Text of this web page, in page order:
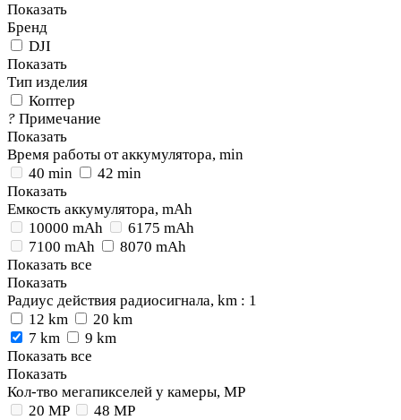
Показать
Бренд
DJI
Показать
Тип изделия
Коптер
? Примечание
Показать
Время работы от аккумулятора, min
40 min
42 min
Показать
Емкость аккумулятора, mAh
10000 mAh
6175 mAh
7100 mAh
8070 mAh
Показать все
Показать
Радиус действия радиосигнала, km : 1
12 km
20 km
7 km
9 km
Показать все
Показать
Кол-тво мегапикселей у камеры, MP
20 MP
48 MP